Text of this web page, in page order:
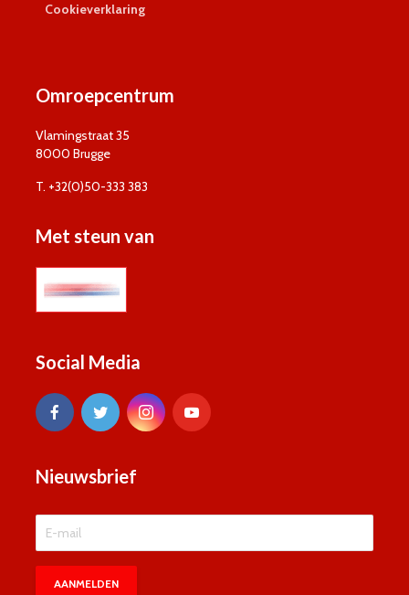
Cookieverklaring
Omroepcentrum
Vlamingstraat 35
8000 Brugge
T. +32(0)50-333 383
Met steun van
Social Media
Nieuwsbrief